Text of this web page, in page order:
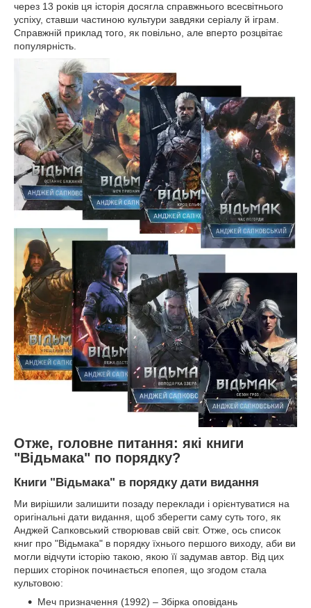
через 13 років ця історія досягла справжнього всесвітнього
успіху, ставши частиною культури завдяки серіалу й іграм.
Справжній приклад того, як повільно, але вперто розцвітає
популярність.
Отже, головне питання: які книги
"Відьмака" по порядку?
Книги "Відьмака" в порядку дати видання
Ми вирішили залишити позаду переклади і орієнтуватися на
оригінальні дати видання, щоб зберегти саму суть того, як
Анджей Сапковський створював свій світ. Отже, ось список
книг про "Відьмака" в порядку їхнього першого виходу, аби ви
могли відчути історію такою, якою її задумав автор. Від цих
перших сторінок починається епопея, що згодом стала
культовою:
Меч призначення (1992) – Збірка оповідань